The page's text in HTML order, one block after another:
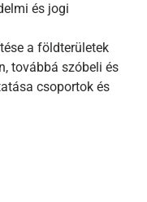
és jogi
a földterületek
továbbá szóbeli és
csoportok és